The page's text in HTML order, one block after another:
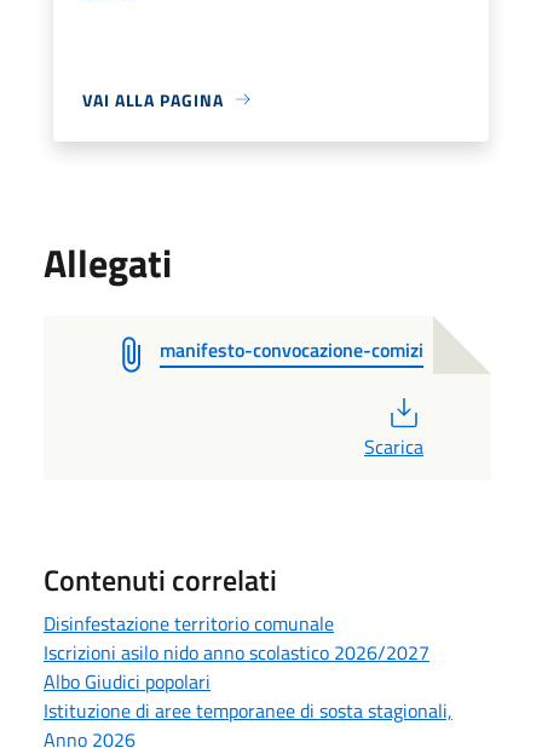
VAI ALLA PAGINA
Allegati
manifesto-convocazione-comizi
Scarica
Contenuti correlati
Disinfestazione territorio comunale
Iscrizioni asilo nido anno scolastico 2026/2027
Albo Giudici popolari
Istituzione di aree temporanee di sosta stagionali,
Anno 2026